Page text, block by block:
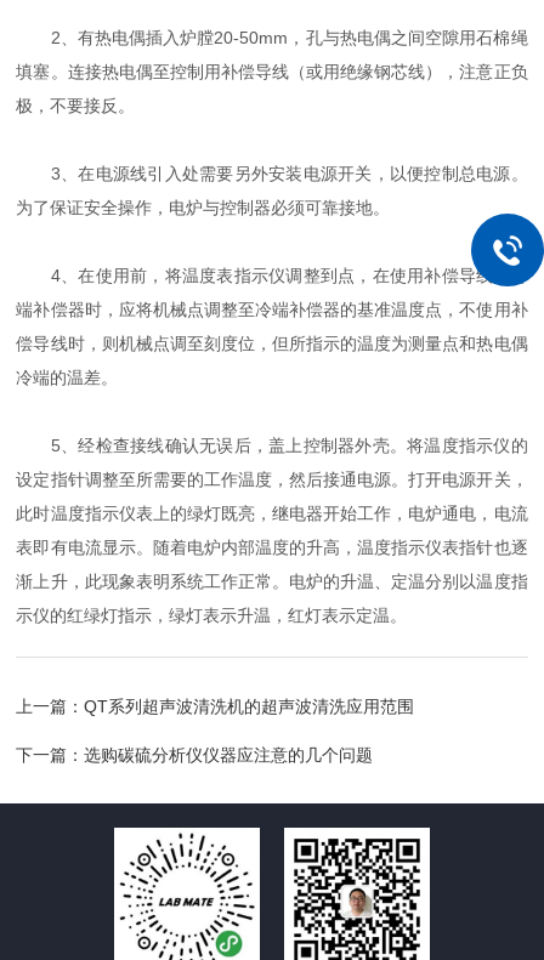
2、有热电偶插入炉膛20-50mm，孔与热电偶之间空隙用石棉绳
填塞。连接热电偶至控制用补偿导线（或用绝缘钢芯线），注意正负
极，不要接反。
3、在电源线引入处需要另外安装电源开关，以便控制总电源。
为了保证安全操作，电炉与控制器必须可靠接地。
4、在使用前，将温度表指示仪调整到点，在使用补偿导线及冷
端补偿器时，应将机械点调整至冷端补偿器的基准温度点，不使用补
偿导线时，则机械点调至刻度位，但所指示的温度为测量点和热电偶
冷端的温差。
5、经检查接线确认无误后，盖上控制器外壳。将温度指示仪的
设定指针调整至所需要的工作温度，然后接通电源。打开电源开关，
此时温度指示仪表上的绿灯既亮，继电器开始工作，电炉通电，电流
表即有电流显示。随着电炉内部温度的升高，温度指示仪表指针也逐
渐上升，此现象表明系统工作正常。电炉的升温、定温分别以温度指
示仪的红绿灯指示，绿灯表示升温，红灯表示定温。
上一篇：QT系列超声波清洗机的超声波清洗应用范围
下一篇：选购碳硫分析仪仪器应注意的几个问题